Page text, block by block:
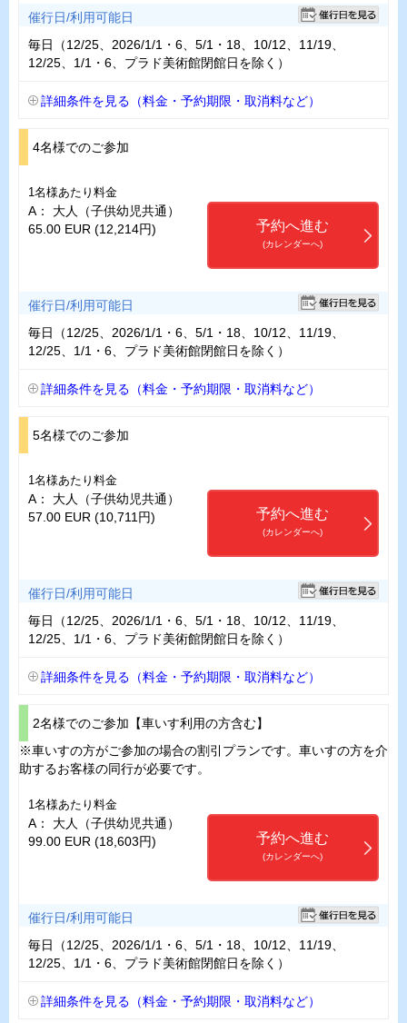
催行日/利用可能日
毎日（12/25、2026/1/1・6、5/1・18、10/12、11/19、
12/25、1/1・6、プラド美術館閉館日を除く）
詳細条件を見る（料金・予約期限・取消料など）
4名様でのご参加
1名様あたり料金
A： 大人（子供幼児共通）
65.00 EUR (12,214円)
予約へ進む
(カレンダーへ)
催行日/利用可能日
毎日（12/25、2026/1/1・6、5/1・18、10/12、11/19、
12/25、1/1・6、プラド美術館閉館日を除く）
詳細条件を見る（料金・予約期限・取消料など）
5名様でのご参加
1名様あたり料金
A： 大人（子供幼児共通）
57.00 EUR (10,711円)
予約へ進む
(カレンダーへ)
催行日/利用可能日
毎日（12/25、2026/1/1・6、5/1・18、10/12、11/19、
12/25、1/1・6、プラド美術館閉館日を除く）
詳細条件を見る（料金・予約期限・取消料など）
2名様でのご参加【車いす利用の方含む】
※車いすの方がご参加の場合の割引プランです。車いすの方を介
助するお客様の同行が必要です。
1名様あたり料金
A： 大人（子供幼児共通）
99.00 EUR (18,603円)
予約へ進む
(カレンダーへ)
催行日/利用可能日
毎日（12/25、2026/1/1・6、5/1・18、10/12、11/19、
12/25、1/1・6、プラド美術館閉館日を除く）
詳細条件を見る（料金・予約期限・取消料など）